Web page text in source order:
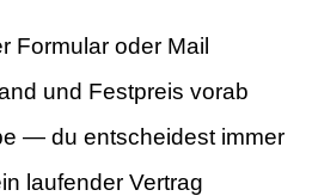
Formular oder Mail
und Festpreis vorab
— du entscheidest immer
laufender Vertrag